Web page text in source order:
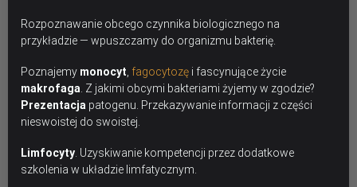
Rozpoznawanie obcego czynnika biologicznego na
przykładzie — wpuszczamy do organizmu bakterię.
Poznajemy monocyt fagocytozę i fascynujące życie
makrofaga . Z jakimi obcymi bakteriami żyjemy w zgodzie?
Prezentacja patogenu. Przekazywanie informacji z części
nieswoistej do swoistej.
Limfocyty . Uzyskiwanie kompetencji przez dodatkowe
szkolenia w układzie limfatycznym.